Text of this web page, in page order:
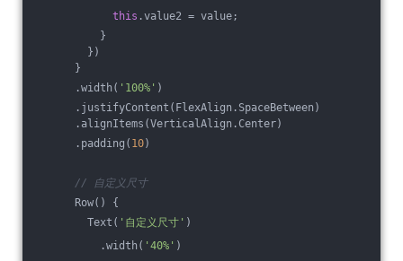
this .value2 = value;
}
})
}
.width( '100%' )
.justifyContent(FlexAlign.SpaceBetween)
.alignItems(VerticalAlign.Center)
.padding( 10)
// 自定义尺寸
Row() {
Text( '自定义尺寸' )
.width( '40%' )